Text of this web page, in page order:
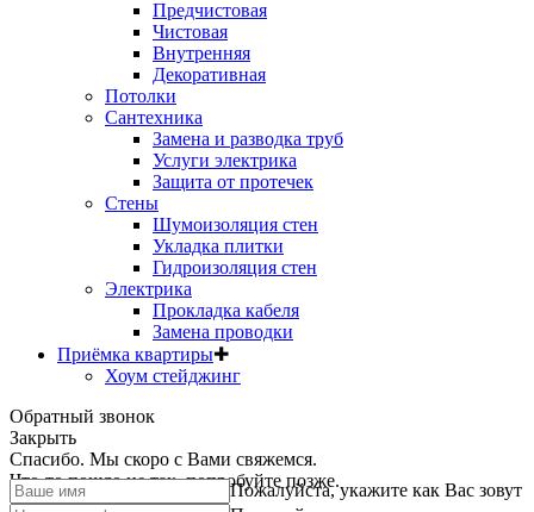
Предчистовая
Чистовая
Внутренняя
Декоративная
Потолки
Сантехника
Замена и разводка труб
Услуги электрика
Защита от протечек
Стены
Шумоизоляция стен
Укладка плитки
Гидроизоляция стен
Электрика
Прокладка кабеля
Замена проводки
Приёмка квартиры✚
Хоум стейджинг
Обратный звонок
Закрыть
Спасибо. Мы скоро с Вами свяжемся.
Что-то пошло не так, попробуйте позже.Пожалуйста, укажите как Вас зовут